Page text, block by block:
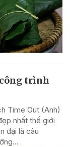
trình
Time Out (Anh)
nhất thế giới
đại là câu